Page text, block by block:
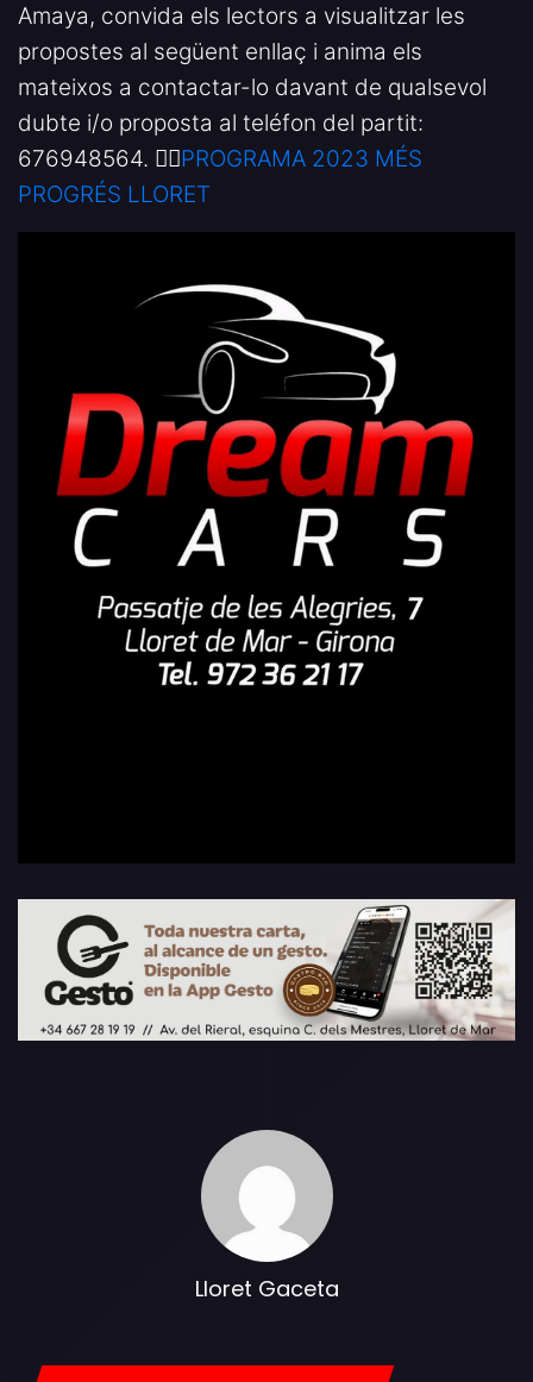
Amaya, convida els lectors a visualitzar les
propostes al següent enllaç i anima els
mateixos a contactar-lo davant de qualsevol
dubte i/o proposta al teléfon del partit:
676948564. 👉🏻PROGRAMA 2023 MÉS
PROGRÉS LLORET
Lloret Gaceta